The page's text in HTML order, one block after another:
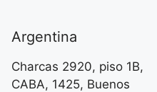
Argentina
Charcas 2920, piso 1B,
CABA, 1425, Buenos